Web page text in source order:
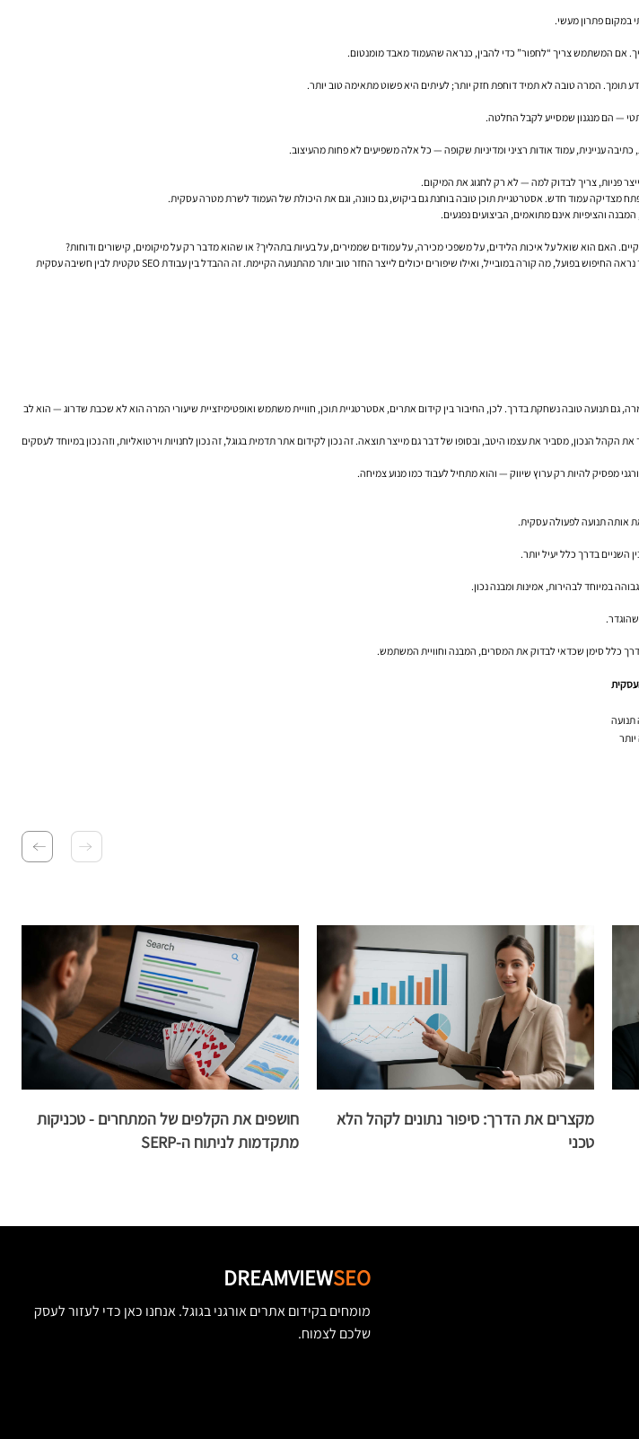
במקום פתרון מעשי.
אם המשתמש צריך “לחפור” כדי להבין, כנראה שהעמוד מאבד מומנטום.
תומך. המרה טובה לא תמיד דוחפת חזק יותר; לעיתים היא פשוט מתאימה טוב יותר.
— הם מנגנון שמסייע לקבל החלטה.
פניות, צריך לבדוק למה — לא רק לחגוג את המיקום.
מצדיקה עמוד חדש. אסטרטגיית תוכן טובה בוחנת גם ביקוש, גם כוונה, וגם את היכולת של העמוד לשרת מטרה עסקית.
האם הוא שואל על איכות הלידים, על משפכי מכירה, על עמודים שממירים, על בעיות בתהליך? או שהוא מדבר רק על מיקומים, קישורים ודוחות?
חברת קידום אתרים רצינית לא תבטיח תוצאה קסומה, אלא תבנה תהליך. היא תבדוק אילו עמודים כדאי לקדם, אילו מסרים דורשים חידוד, איך נראה החיפוש בפועל, מה קורה במובייל, ואילו שיפורים יכולים לייצר החזר טוב יותר מהתנועה הקיימת. זה ההבדל בין עבודת SEO טקטית לבין חשיבה עסקית
גם תנועה טובה נשחקת בדרך. לכן, החיבור בין קידום אתרים, אסטרטגיית תוכן, חוויית משתמש ואופטימיזציית שיעורי המרה הוא לא שכבת שדרוג — הוא לב
מסביר את עצמו היטב, ובסופו של דבר גם מייצר תוצאה. זה נכון לקידום אתר תדמית בגוגל, זה נכון לחנויות וירטואליות, וזה נכון במיוחד לעסקים
מפסיק להיות רק ערוץ שיווק — והוא מתחיל לעבוד כמו מנוע צמיחה.
אותה תנועה לפעולה עסקית.
בדרך כלל יעיל יותר.
במיוחד לבהירות, אמינות ומבנה נכון.
כלל סימן שכדאי לבדוק את המסרים, המבנה וחוויית המשתמש.
תנועה
מקצרים את הדרך: סיפור נתונים לקהל הלא
טכני
חושפים את הקלפים של המתחרים - טכניקות
מתקדמות לניתוח ה-SERP
DREAMVIEWSEO
מומחים בקידום אתרים אורגני בגוגל. אנחנו כאן כדי לעזור לעסק
שלכם לצמוח.